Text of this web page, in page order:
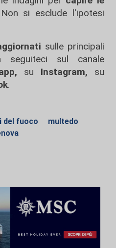
si esclude l'ipotesi
sulle principali
seguiteci sul canale
su Instagram, su
.
del fuoco
multedo